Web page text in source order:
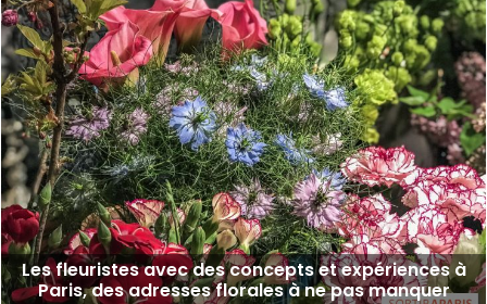
Les fleuristes avec des concepts et expériences à
Paris, des adresses florales à ne pas manquer